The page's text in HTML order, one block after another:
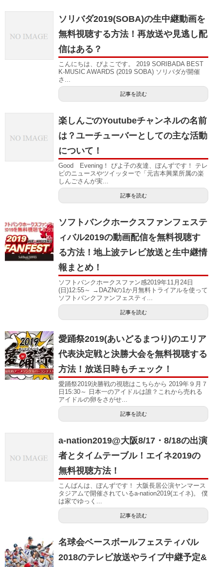
ソリバダ2019(SOBA)の生中継動画を
無料視聴する方法！再放送や見逃し配
信はある？
こんにちは、ぴよこです。 2019 SORIBADA BEST
K-MUSIC AWARDS (2019 SOBA) ソリバダが開催
さ...
記事を読む
楽しんごのYoutubeチャンネルの名前
は？ユーチューバーとしての主な活動
について！
Good Evening！ ぴよ子の友達、ぽんずです！ テレ
ビのニュースやツイッターで「元吉本興業所属の楽
しんごさんが実...
記事を読む
ソフトバンクホークスファンフェステ
ィバル2019の動画配信を無料視聴す
る方法！地上波テレビ放送と生中継情
報まとめ！
ソフトバンクホークスファン感2019年11月24日
(日)12:55～ →DAZNの1か月無料トライアルを使って
ソフトバンクファンフェスティ...
記事を読む
愛踊祭2019(あいどるまつり)のエリア
代表決定戦と決勝大会を無料視聴する
方法！放送日時もチェック！
愛踊祭2019決勝戦の視聴はこちらから 2019年９月７
日15:30～ 日本一のアイドルは誰？これから売れる
アイドルの卵をさがせ...
記事を読む
a-nation2019@大阪8/17・8/18の出演
者とタイムテーブル！エイネ2019の
無料視聴方法！
こんばんは、ぽんずです！ 大阪長居公演ヤンマース
タジアムで開催されているa-nation2019(エイネ)。 僕
は家でゆっく...
記事を読む
名球会ベースボールフェスティバル
2018のテレビ放送やライブ中継予定&